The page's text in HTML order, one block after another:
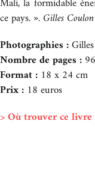
Mali, la formidable
ce pays. ». Gilles Coulon
Photographies :
Nombre de pages :
Format : 18 x 24 cm
Prix : 18 euros
> Où trouver ce livre